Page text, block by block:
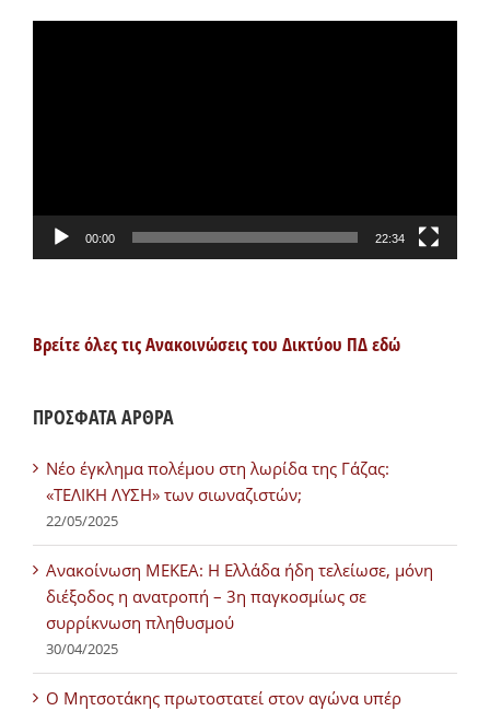
00:00 22:34
Βρείτε όλες τις Ανακοινώσεις του Δικτύου ΠΔ εδώ
ΠΡΟΣΦΑΤΑ ΑΡΘΡΑ
Νέο έγκλημα πολέμου στη λωρίδα της Γάζας:
«ΤΕΛΙΚΗ ΛΥΣΗ» των σιωναζιστών;
22/05/2025
Ανακοίνωση ΜΕΚΕΑ: Η Ελλάδα ήδη τελείωσε, μόνη
διέξοδος η ανατροπή – 3η παγκοσμίως σε
συρρίκνωση πληθυσμού
30/04/2025
Ο Μητσοτάκης πρωτοστατεί στον αγώνα υπέρ